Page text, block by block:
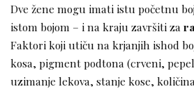
Dve žene mogu imati istu početnu
istom bojom – i na kraju završiti za
Faktori koji utiču na krjanjih ishod
kosa, pigment podtona (crveni,
uzimanje lekova, stanje kose,